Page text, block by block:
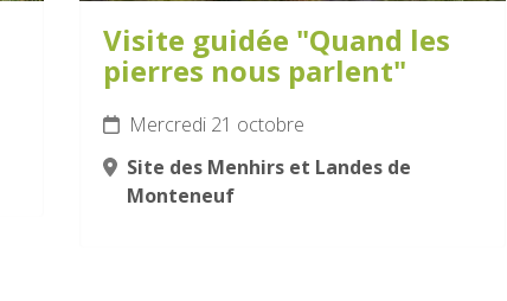
Visite guidée "Quand les
pierres nous parlent"
Mercredi 21 octobre
Site des Menhirs et Landes de
Monteneuf